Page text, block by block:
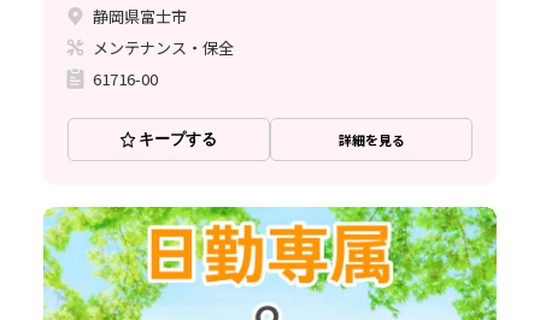
静岡県富士市
メンテナンス・保全
61716-00
キープする 詳細を見る